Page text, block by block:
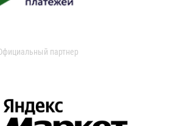
партнер